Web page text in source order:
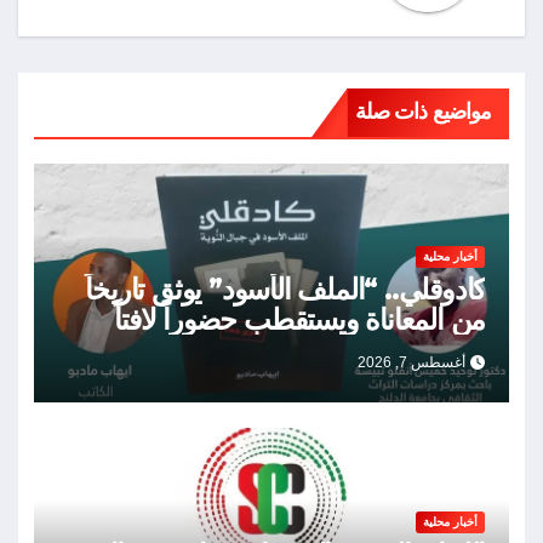
مواضيع ذات صلة
أخبار محلية
كادوقلي.. “الملف الأسود” يوثق تاريخاً
من المعاناة ويستقطب حضوراً لافتاً
أغسطس 7, 2026
أخبار محلية